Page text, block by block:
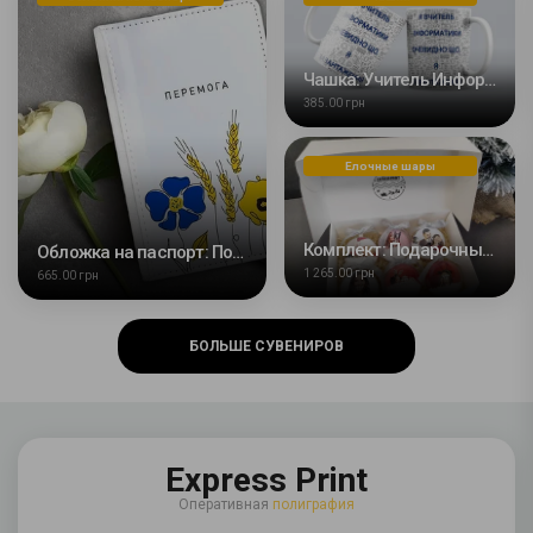
Обложка на паспорт: Победа
665.00 грн
Чашка: Учитель Информатики
385.00 грн
Елочные шары
Комплект: Подарочный бокс с елочными пластиковыми шарами 6 шт с Вашим фото
1 265.00 грн
БОЛЬШЕ СУВЕНИРОВ
Express Print
Оперативная полиграфия